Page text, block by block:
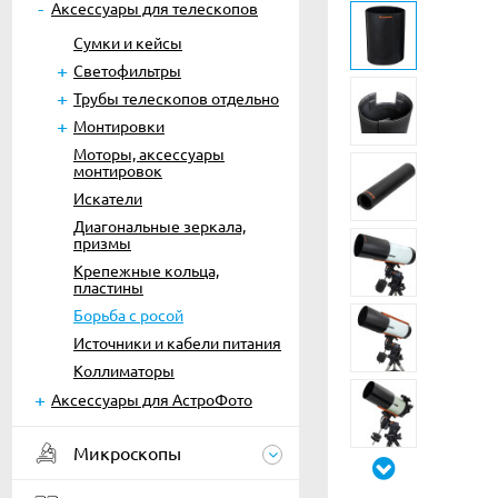
Аксессуары для телескопов
Сумки и кейсы
Светофильтры
Трубы телескопов отдельно
Монтировки
Моторы, аксессуары
монтировок
Искатели
Диагональные зеркала,
призмы
Крепежные кольца,
пластины
Борьба с росой
Источники и кабели питания
Коллиматоры
Аксессуары для АстроФото
Микроскопы